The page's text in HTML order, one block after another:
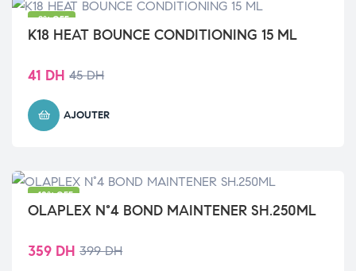
-9% OFF
K18 HEAT BOUNCE CONDITIONING 15 ML
45DH
41 DH
AJOUTER
-10% OFF
OLAPLEX N°4 BOND MAINTENER SH.250ML
399DH
359 DH